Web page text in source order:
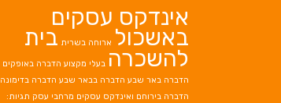
אינדקס עסקים
באשכול ארוחה בשרית בית
להשכרה בעלי מקצוע הדברה באופקים
הדברה באר שבע הדברה בבאר שבע הדברה בדימונה
הדברה בירוחם ואינדקס עסקים מרחבי עסק תגיות: